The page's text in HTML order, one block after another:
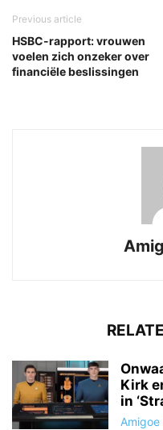
Previous article
HSBC-rapport: vrouwen
voelen zich onzeker over
financiële beslissingen
Kirk
in
Amigoe